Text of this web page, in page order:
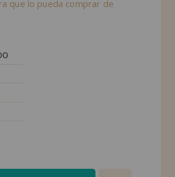
que lo pueda comprar de